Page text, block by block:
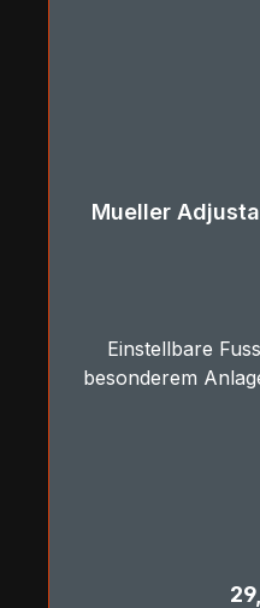
Mueller
Einstellbare
besonderem